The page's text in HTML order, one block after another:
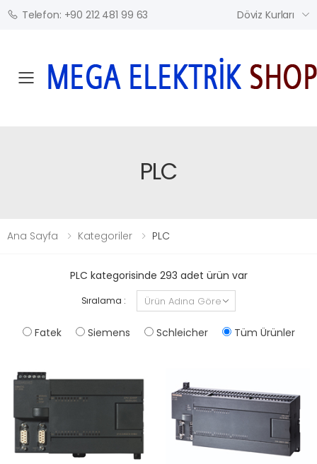
Telefon: +90 212 481 99 63 Döviz Kurları
Mobil Menü
PLC
Ana Sayfa Kategoriler PLC
PLC kategorisinde 293 adet ürün var
Sıralama :
Fatek Siemens Schleicher Tüm Ürünler